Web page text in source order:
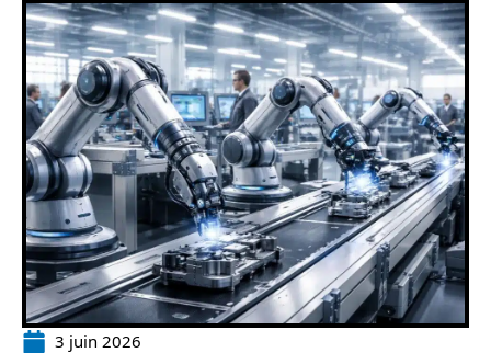
3 juin 2026